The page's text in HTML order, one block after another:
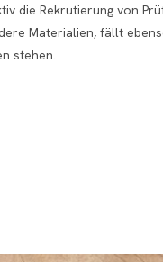
die Rekrutierung von
Materialien, fällt
stehen.